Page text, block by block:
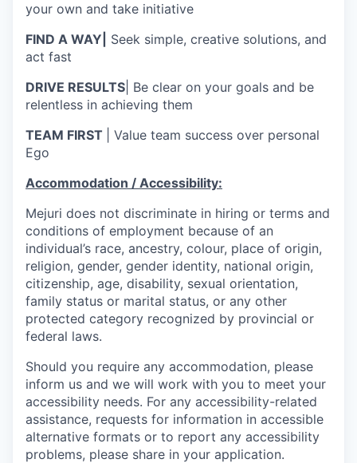
your own and take initiative
FIND A WAY|
Seek simple, creative solutions, and
act fast
DRIVE RESULTS | Be clear on your goals and be
relentless in achieving them
TEAM FIRST
| Value team success over personal
Ego
Accommodation / Accessibility:
Mejuri does not discriminate in hiring or terms and
conditions of employment because of an
individual’s race, ancestry, colour, place of origin,
religion, gender, gender identity, national origin,
citizenship, age, disability, sexual orientation,
family status or marital status, or any other
protected category recognized by provincial or
federal laws.
Should you require any accommodation, please
inform us and we will work with you to meet your
accessibility needs. For any accessibility-related
assistance, requests for information in accessible
alternative formats or to report any accessibility
problems, please share in your application.